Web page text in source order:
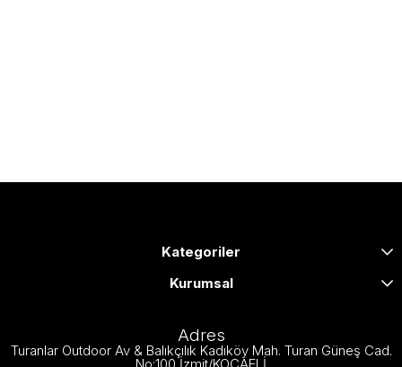
Kategoriler
Kurumsal
Adres
Turanlar Outdoor Av & Balıkçılık Kadıköy Mah. Turan Güneş Cad.